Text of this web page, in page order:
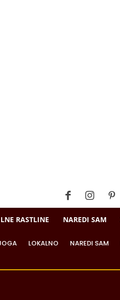
RASTLINE NAREDI SAM
LOKALNO NAREDI SAM